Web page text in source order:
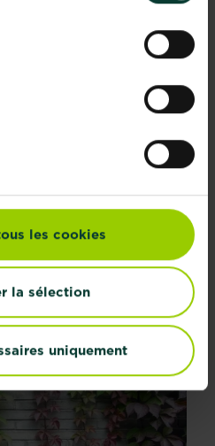
les cookies
la sélection
uniquement